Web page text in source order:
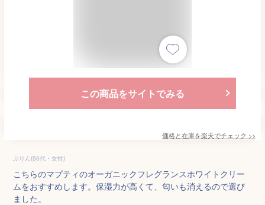
この商品をサイトでみる
価格と在庫を楽天でチェック >>
ぷりん(50代・女性)
こちらのマプティのオーガニックフレグランスホワイトクリー
ムをおすすめします。保湿力が高くて、匂いも消えるので選び
ました。